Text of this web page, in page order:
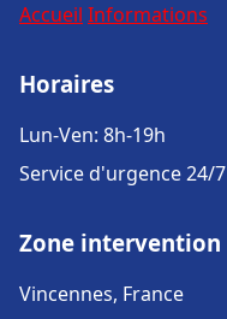
Accueil Informations
Horaires
Lun-Ven: 8h-19h
Service d'urgence 24/7
Zone intervention
Vincennes, France